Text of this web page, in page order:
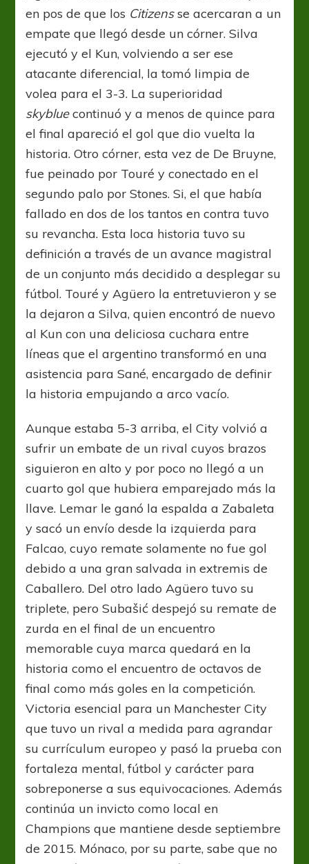
en pos de que los Citizensse acercaran a un
empate que llegó desde un córner. Silva
ejecutó y el Kun, volviendo a ser ese
atacante diferencial, la tomó limpia de
volea para el 3-3. La superioridad
skybluecontinuó y a menos de quince para
el final apareció el gol que dio vuelta la
historia. Otro córner, esta vez de De Bruyne,
fue peinado por Touré y conectado en el
segundo palo por Stones. Si, el que había
fallado en dos de los tantos en contra tuvo
su revancha. Esta loca historia tuvo su
definición a través de un avance magistral
de un conjunto más decidido a desplegar su
fútbol. Touré y Agüero la entretuvieron y se
la dejaron a Silva, quien encontró de nuevo
al Kun con una deliciosa cuchara entre
líneas que el argentino transformó en una
asistencia para Sané, encargado de definir
la historia empujando a arco vacío.
Aunque estaba 5-3 arriba, el City volvió a
sufrir un embate de un rival cuyos brazos
siguieron en alto y por poco no llegó a un
cuarto gol que hubiera emparejado más la
llave. Lemar le ganó la espalda a Zabaleta
y sacó un envío desde la izquierda para
Falcao, cuyo remate solamente no fue gol
debido a una gran salvada in extremis de
Caballero. Del otro lado Agüero tuvo su
triplete, pero Subašić despejó su remate de
zurda en el final de un encuentro
memorable cuya marca quedará en la
historia como el encuentro de octavos de
final como más goles en la competición.
Victoria esencial para un Manchester City
que tuvo un rival a medida para agrandar
su currículum europeo y pasó la prueba con
fortaleza mental, fútbol y carácter para
sobreponerse a sus equivocaciones. Además
continúa un invicto como local en
Champions que mantiene desde septiembre
de 2015. Mónaco, por su parte, sabe que no